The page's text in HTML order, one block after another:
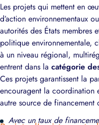
Les projets qui mettent en
d’action environnementaux
autorités des États
politique environnementale,
à un niveau régional,
entrent dans la catégorie
Ces projets garantissent la
encouragent la coordination
autre source de financement
Avec un taux de